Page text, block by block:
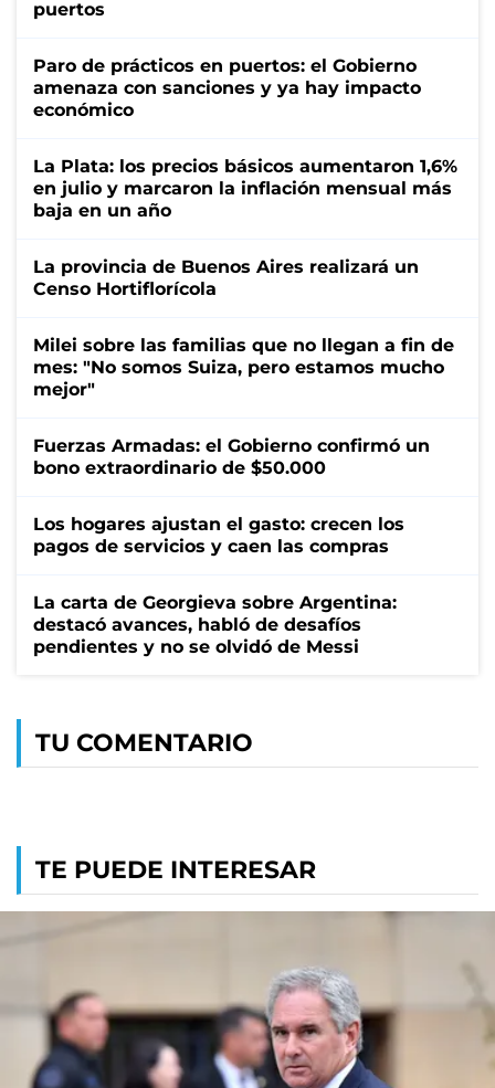
puertos
Paro de prácticos en puertos: el Gobierno
amenaza con sanciones y ya hay impacto
económico
La Plata: los precios básicos aumentaron 1,6%
en julio y marcaron la inflación mensual más
baja en un año
La provincia de Buenos Aires realizará un
Censo Hortiflorícola
Milei sobre las familias que no llegan a fin de
mes: "No somos Suiza, pero estamos mucho
mejor"
Fuerzas Armadas: el Gobierno confirmó un
bono extraordinario de $50.000
Los hogares ajustan el gasto: crecen los
pagos de servicios y caen las compras
La carta de Georgieva sobre Argentina:
destacó avances, habló de desafíos
pendientes y no se olvidó de Messi
TU COMENTARIO
TE PUEDE INTERESAR